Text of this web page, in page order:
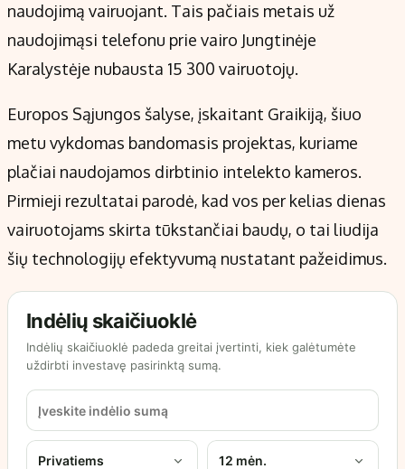
naudojimą vairuojant. Tais pačiais metais už
naudojimąsi telefonu prie vairo Jungtinėje
Karalystėje nubausta 15 300 vairuotojų.
Europos Sąjungos šalyse, įskaitant Graikiją, šiuo
metu vykdomas bandomasis projektas, kuriame
plačiai naudojamos dirbtinio intelekto kameros.
Pirmieji rezultatai parodė, kad vos per kelias dienas
vairuotojams skirta tūkstančiai baudų, o tai liudija
šių technologijų efektyvumą nustatant pažeidimus.